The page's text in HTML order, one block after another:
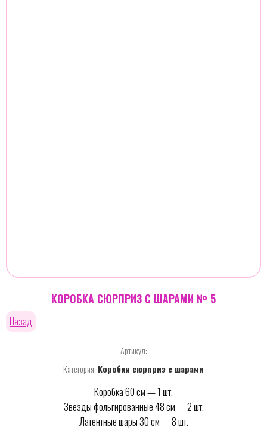
КОРОБКА СЮРПРИЗ С ШАРАМИ № 5
Назад
Артикул:
Категория: Коробки сюрприз с шарами
Коробка 60 см — 1 шт.
Звёзды фольгированные 48 см — 2 шт.
Латентные шары 30 см — 8 шт.